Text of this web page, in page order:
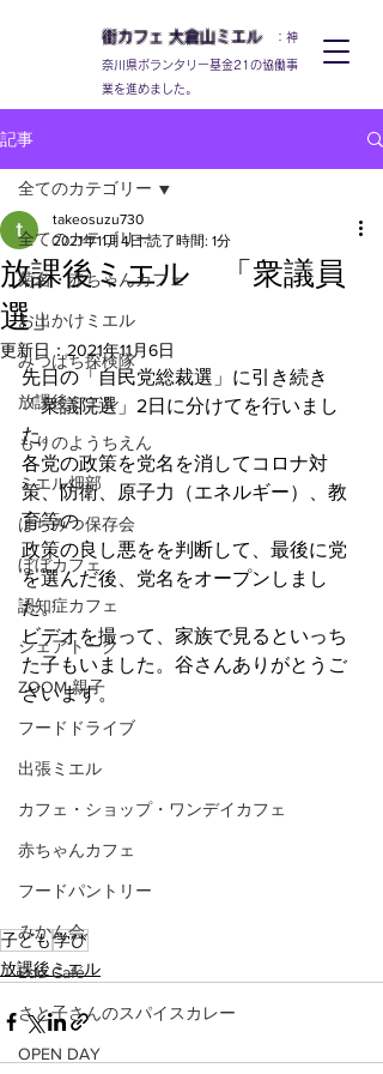
街カフェ 大倉山ミエル：神
奈川県ボランタリー基金21の協働事
業を進めました。
記事
全てのカテゴリー
菊名・赤ちゃんカフェ
お出かけミエル
みつばち探検隊
放課後ミエル
もりのようちえん
ミエル畑部
はちみつ保存会
ぼぼカフェ
認知症カフェ
シェアトーク
ZOOM 親子
フードドライブ
出張ミエル
カフェ・ショップ・ワンデイカフェ
赤ちゃんカフェ
フードパントリー
みかん会
Edu Café
さと子さんのスパイスカレー
OPEN DAY
全てのカテゴリー
放課後ミエル 「衆議員
選」
takeosuzu730
2021年11月4日 読了時間: 1分
更新日：2021年11月6日
先日の「自民党総裁選」に引き続き
「衆議院選」2日に分けてを行いまし
た。
各党の政策を党名を消してコロナ対
策、防衛、原子力（エネルギー）、教
育等の
政策の良し悪をを判断して、最後に党
を選んだ後、党名をオープンしまし
た。
ビデオを撮って、家族で見るといっち
た子もいました。谷さんありがとうご
ざいます。
子ども学び
放課後ミエル